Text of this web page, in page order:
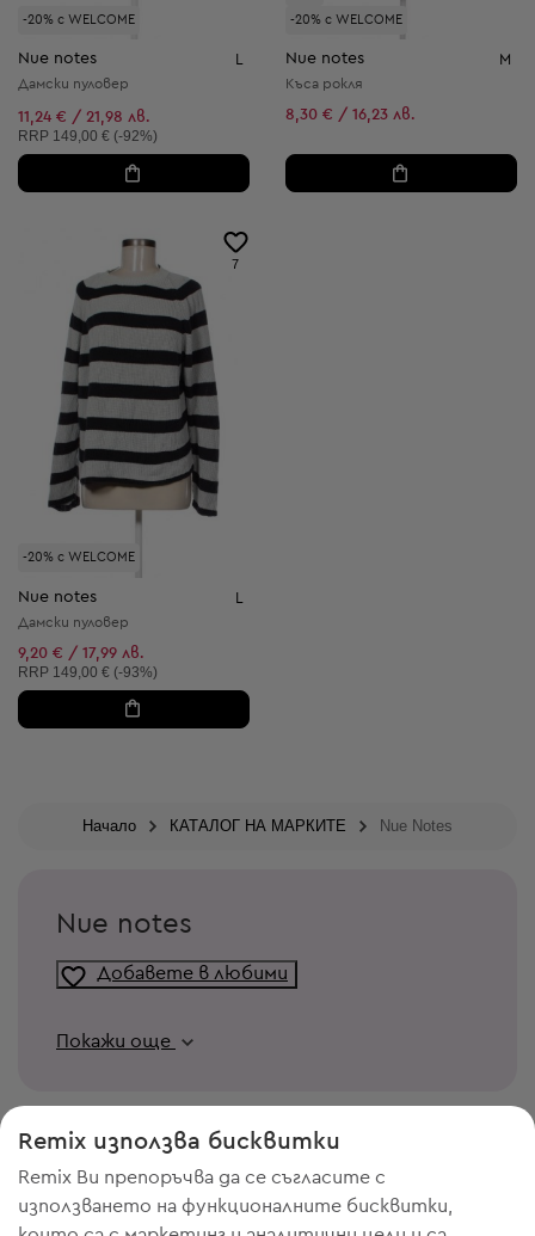
-20% с WELCOME
Nue notes
Дамски пуловер
11,24 € / 21,98 лв.
Препоръчителна цена:
RRP 149,00 € (-92%)
-20% с WELCOME
Nue notes M
Къса рокля
8,30 € / 16,23 лв.
-20% с WELCOME
7
Nue notes L
Дамски пуловер
9,20 € / 17,99 лв.
Препоръчителна цена:
RRP 149,00 € (-93%)
Начало КАТАЛОГ НА МАРКИТЕ Nue Notes
Nue notes
Добавете в любими
Покажи още
Remix използва бисквитки
Remix Ви препоръчва да се съгласите с
използването на функционалните бисквитки,